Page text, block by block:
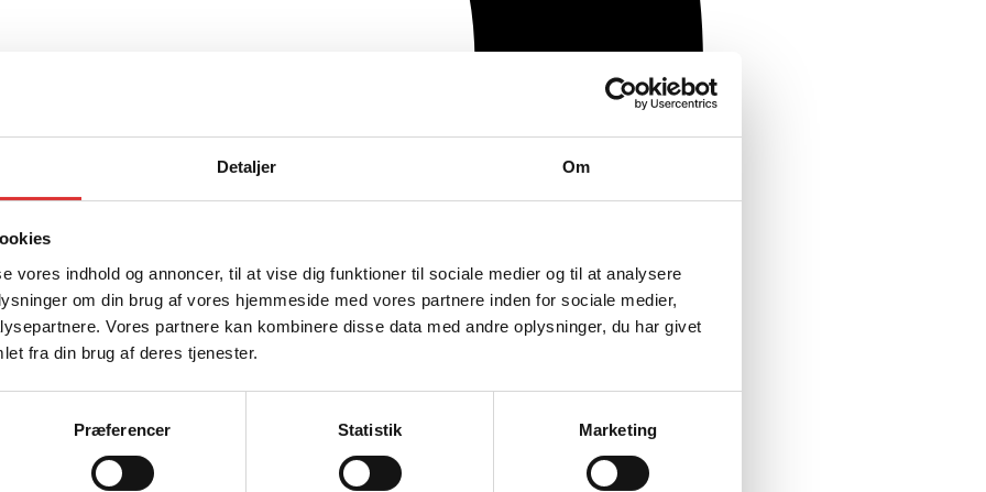
Detaljer Om
vores indhold og annoncer, til at vise dig funktioner til sociale medier og til at analysere
om din brug af vores hjemmeside med vores partnere inden for sociale medier,
Vores partnere kan kombinere disse data med andre oplysninger, du har givet
fra din brug af deres tjenester.
Præferencer Statistik Marketing